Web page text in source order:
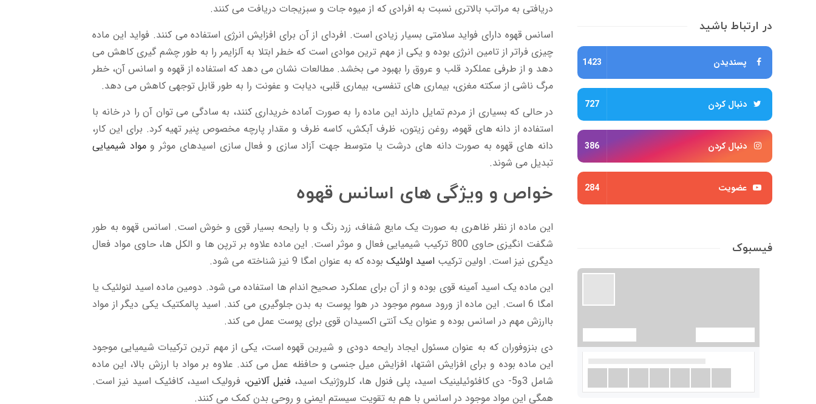
دریافتی به مراتب بالاتری نسبت به افرادی که از میوه جات و سبزیجات دریافت می کنند.
اسانس قهوه دارای فواید سلامتی بسیار زیادی است. افردای از آن برای افزایش انرژی استفاده می کنند. فواید این ماده
چیزی فراتر از تامین انرژی بوده و یکی از مهم ترین موادی است که خطر ابتلا به آلزایمر را به طور چشم گیری کاهش می
دهد و از طرفی عملکرد قلب و عروق را بهبود می بخشد. مطالعات نشان می دهد که استفاده از قهوه و اسانس آن، خطر
مرگ ناشی از سکته مغزی، بیماری های تنفسی، بیماری قلبی، دیابت و عفونت را به طور قابل توجهی کاهش می دهد.
در حالی که بسیاری از مردم تمایل دارند این ماده را به صورت آماده خریداری کنند، به سادگی می توان آن را در خانه با
استفاده از دانه های قهوه، روغن زیتون، ظرف آبکش، کاسه ظرف و مقدار پارچه مخصوص پنیر تهیه کرد. برای این کار،
دانه های قهوه به صورت دانه های درشت یا متوسط جهت آزاد سازی و فعال سازی اسیدهای موثر ومواد شیمیایی
تبدیل می شوند.
خواص و ويژگی‌ های اسانس قهوه
این ماده از نظر ظاهری به صورت یک مایع شفاف، زرد رنگ و با رایحه بسیار قوی و خوش است. اسانس قهوه به طور
شگفت انگیزی حاوی 800 ترکیب شیمیایی فعال و موثر است. این ماده علاوه بر ترپن ها و الکل ها، حاوی مواد فعال
دیگری نیز است. اولین ترکیب اسید اولئیکبوده که به عنوان امگا 9 نیز شناخته می شود.
این ماده یک اسید آمینه قوی بوده و از آن برای عملکرد صحیح اندام ها استفاده می شود. دومین ماده اسید لنولئیک یا
امگا 6 است. این ماده از ورود سموم موجود در هوا پوست به بدن جلوگیری می کند. اسید پالمکتیک یکی دیگر از مواد
باارزش مهم در اسانس بوده و عنوان یک آنتی اکسیدان قوی برای پوست عمل می کند.
دی بنزوفوران که به عنوان مسئول ایجاد رایحه دودی و شیرین قهوه است، یکی از مهم ترین ترکیبات شیمیایی موجود
این ماده بوده و برای افزایش اشتها، افزایش میل جنسی و حافظه عمل می کند. علاوه بر مواد با ارزش بالا، این ماده
شامل 3و5- دی کافئوئیلینیک اسید، پلی فنول ها، کلروژنیک اسید،
فنیل آلانین، فرولیک اسید، کافئیک اسید نیز است.
همگی این مواد موجود در اسانس با هم به تقویت سیستم ایمنی و روحی بدن کمک می کنند.
در ارتباط باشید
پسندیدن 1423
دنبال کردن 727
دنبال کردن 386
عضویت 284
فیسبوک